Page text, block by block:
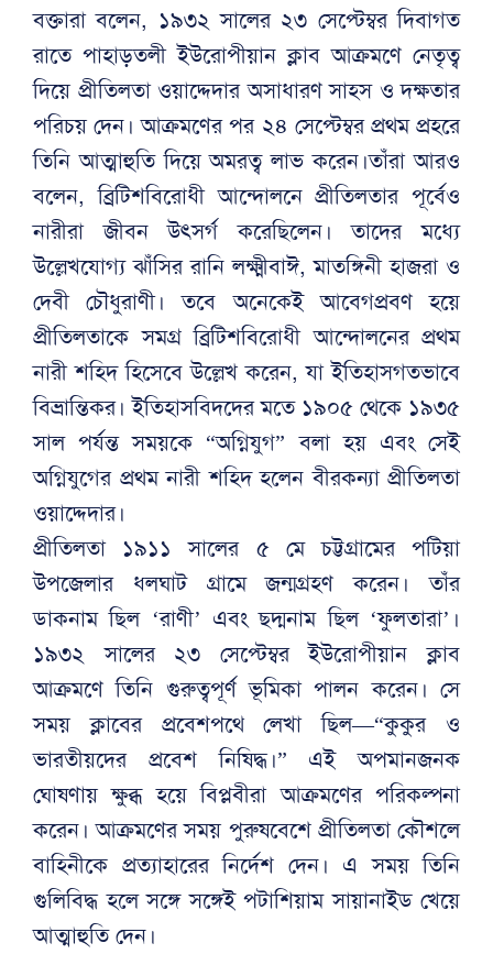
বক্তারা বলেন, ১৯৩২ সালের ২৩ সেপ্টেম্বর দিবাগত
রাতে পাহাড়তলী ইউরোপীয়ান ক্লাব আক্রমণে নেতৃত্ব
দিয়ে প্রীতিলতা ওয়াদ্দেদার অসাধারণ সাহস ও দক্ষতার
পরিচয় দেন। আক্রমণের পর ২৪ সেপ্টেম্বর প্রথম প্রহরে
তিনি আত্মাহুতি দিয়ে অমরত্ব লাভ করেন।তাঁরা আরও
বলেন, ব্রিটিশবিরোধী আন্দোলনে প্রীতিলতার পূর্বেও
নারীরা জীবন উৎসর্গ করেছিলেন। তাদের মধ্যে
উল্লেখযোগ্য ঝাঁসির রানি লক্ষ্মীবাঈ, মাতঙ্গিনী হাজরা ও
দেবী চৌধুরাণী। তবে অনেকেই আবেগপ্রবণ হয়ে
প্রীতিলতাকে সমগ্র ব্রিটিশবিরোধী আন্দোলনের প্রথম
নারী শহিদ হিসেবে উল্লেখ করেন, যা ইতিহাসগতভাবে
বিভ্রান্তিকর। ইতিহাসবিদদের মতে ১৯০৫ থেকে ১৯৩৫
সাল পর্যন্ত সময়কে “অগ্নিযুগ” বলা হয় এবং সেই
অগ্নিযুগের প্রথম নারী শহিদ হলেন বীরকন্যা প্রীতিলতা
ওয়াদ্দেদার।
প্রীতিলতা ১৯১১ সালের ৫ মে চট্টগ্রামের পটিয়া
উপজেলার ধলঘাট গ্রামে জন্মগ্রহণ করেন। তাঁর
ডাকনাম ছিল ‘রাণী’ এবং ছদ্মনাম ছিল ‘ফুলতারা’।
১৯৩২ সালের ২৩ সেপ্টেম্বর ইউরোপীয়ান ক্লাব
আক্রমণে তিনি গুরুত্বপূর্ণ ভূমিকা পালন করেন। সে
সময় ক্লাবের প্রবেশপথে লেখা ছিল—“কুকুর ও
ভারতীয়দের প্রবেশ নিষিদ্ধ।” এই অপমানজনক
ঘোষণায় ক্ষুব্ধ হয়ে বিপ্লবীরা আক্রমণের পরিকল্পনা
করেন। আক্রমণের সময় পুরুষবেশে প্রীতিলতা কৌশলে
বাহিনীকে প্রত্যাহারের নির্দেশ দেন। এ সময় তিনি
গুলিবিদ্ধ হলে সঙ্গে সঙ্গেই পটাশিয়াম সায়ানাইড খেয়ে
আত্মাহুতি দেন।